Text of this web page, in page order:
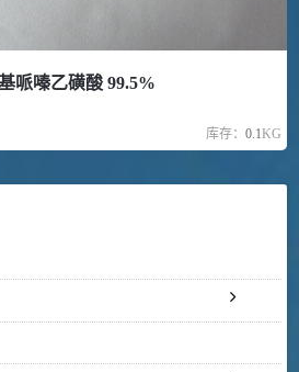
哌嗪乙磺酸 99.5%
库存：0.1KG